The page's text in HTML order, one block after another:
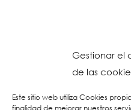
Gestionar el
de las
Este sitio web utiliza Cookies
finalidad de mejorar nuestros